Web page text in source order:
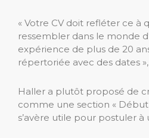
« Votre CV doit refléter ce à
ressembler dans le monde
expérience de plus de 20
répertoriée avec des dates
Haller a plutôt proposé de
comme une section « Début
s’avère utile pour postuler